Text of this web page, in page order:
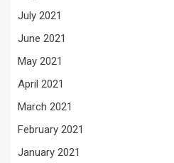
July 2021
June 2021
May 2021
April 2021
March 2021
February 2021
January 2021